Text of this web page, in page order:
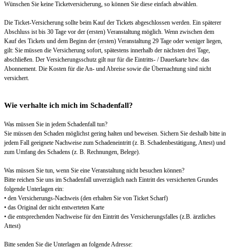
Wünschen Sie keine Ticketversicherung, so können Sie diese einfach abwählen.
Die Ticket-Versicherung sollte beim Kauf der Tickets abgeschlossen werden. Ein späterer
Abschluss ist bis 30 Tage vor der (ersten) Veranstaltung möglich. Wenn zwischen dem
Kauf des Tickets und dem Beginn der (ersten) Veranstaltung 29 Tage oder weniger liegen,
gilt: Sie müssen die Versicherung sofort, spätestens innerhalb der nächsten drei Tage,
abschließen. Der Versicherungsschutz gilt nur für die Eintritts- / Dauerkarte bzw. das
Abonnement. Die Kosten für die An- und Abreise sowie die Übernachtung sind nicht
versichert.
Wie verhalte ich mich im Schadenfall?
Was müssen Sie in jedem Schadenfall tun?
Sie müssen den Schaden möglichst gering halten und beweisen. Sichern Sie deshalb bitte in
jedem Fall geeignete Nachweise zum Schadeneintritt (z. B. Schadenbestätigung, Attest) und
zum Umfang des Schadens (z. B. Rechnungen, Belege).
Was müssen Sie tun, wenn Sie eine Veranstaltung nicht besuchen können?
Bitte reichen Sie uns im Schadenfall unverzüglich nach Eintritt des versicherten Grundes
folgende Unterlagen ein:
• den Versicherungs-Nachweis (den erhalten Sie von Ticket Scharf)
• das Original der nicht entwerteten Karte
• die entsprechenden Nachweise für den Eintritt des Versicherungsfalles (z.B. ärztliches
Attest)
Bitte senden Sie die Unterlagen an folgende Adresse: